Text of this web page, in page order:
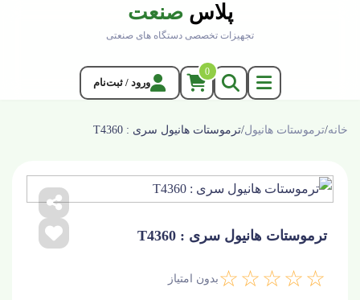
پلاس صنعت
تجهیزات تخصصی دستگاه های صنعتی
0
ورود / ثبت‌نام
خانه/ترموستات هانيول/ترموستات هانیول سری : T4360
ترموستات هانیول سری : T4360
☆☆☆☆☆ بدون امتیاز